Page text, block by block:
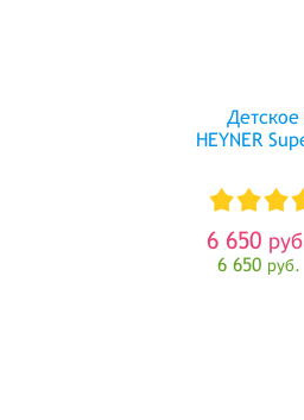
Детское
HEYNER
6 650
6 650 руб.